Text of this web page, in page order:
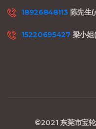
18926848113 陈先生
15220695427 梁小姐
©2021 东莞市宝